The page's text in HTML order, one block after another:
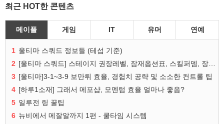
최근 HOT한 콘텐츠
메이플 게임 IT 유머 연예
1 울티마 스쿼드 정보들 (테섭 기준)
2
3 [울티마]3-1~3-9 보만튀 효율, 경험치 공략 및 소소한 컨트롤 팁
4 [하루1소재] 그래서 메포샵, 모멘텀 효율 얼마나 좋음?
5 일루전 링 꿀팁
6 뉴비에서 메잘알까지 1편 - 쿨타임 시스템